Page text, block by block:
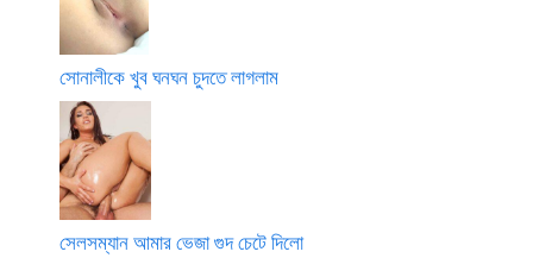
সোনালীকে খুব ঘনঘন চুদতে লাগলাম
সেলসম্যান আমার ভেজা গুদ চেটে দিলো